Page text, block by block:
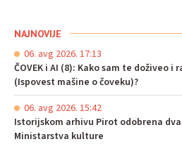
NAJNOVIJE
06. avg 2026. 17:13
ČOVEK i AI (8): Kako sam te doživeo i
(Ispovest mašine o čoveku)?
06. avg 2026. 15:42
Istorijskom arhivu Pirot odobrena
Ministarstva kulture